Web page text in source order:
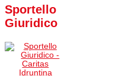
Sportello
Giuridico